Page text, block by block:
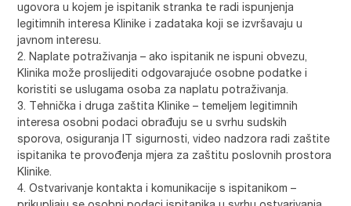
ugovora u kojem je ispitanik stranka te radi ispunjenja
legitimnih interesa Klinike i zadataka koji se izvršavaju u
javnom interesu.
Naplate potraživanja – ako ispitanik ne ispuni obvezu,
Klinika može proslijediti odgovarajuće osobne podatke i
koristiti se uslugama osoba za naplatu potraživanja.
Tehnička i druga zaštita Klinike – temeljem legitimnih
interesa osobni podaci obrađuju se u svrhu sudskih
sporova, osiguranja IT sigurnosti, video nadzora radi zaštite
ispitanika te provođenja mjera za zaštitu poslovnih prostora
Klinike.
Ostvarivanje kontakta i komunikacije s ispitanikom –